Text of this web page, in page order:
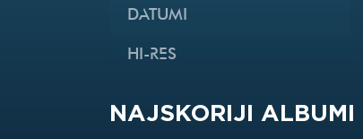
DATUMI
HI-RES
NAJSKORIJI ALBUMI